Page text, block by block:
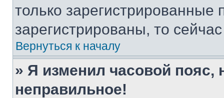
только
зарегистрированы, то
Вернуться к началу
» Я изменил часовой пояс,
неправильное!